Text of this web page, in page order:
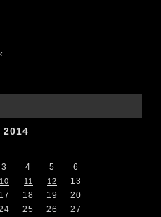
3 4 5
6
10 11 12 13
17 18 19 20
25 26
27